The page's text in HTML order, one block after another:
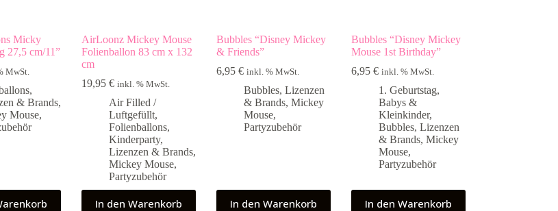
Micky
27,5 cm/11”
MwSt.
,
& Brands,
Mouse,
AirLoonz Mickey Mouse
Folienballon 83 cm x 132
cm
19,95€ inkl. % MwSt.
Air Filled /
Luftgefüllt,
Folienballons,
Kinderparty,
Lizenzen & Brands,
Mickey Mouse,
Partyzubehör
In den Warenkorb
Bubbles “Disney Mickey
& Friends”
6,95€ inkl. % MwSt.
Bubbles,Lizenzen
& Brands,Mickey
Mouse,
Partyzubehör
In den Warenkorb
Bubbles “Disney Mickey
Mouse 1st Birthday”
6,95€ inkl. % MwSt.
1. Geburtstag,
Babys &
Kleinkinder,
Bubbles,Lizenzen
& Brands,Mickey
Mouse,
Partyzubehör
In den Warenkorb